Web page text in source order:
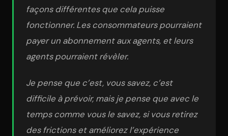
façons différentes que cela puisse
fonctionner. Les consommateurs pourraient
payer un abonnement aux agents, et leurs
agents pourraient révèler.
Je pense que c’est, vous savez, c’est
difficile à prévoir, mais je pense que avec le
temps comme vous le savez, si vous retirez
des frictions et améliorez l’expérience